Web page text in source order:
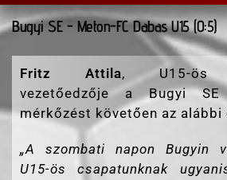
Bugyi SE - Meton-FC Dabas U15 (0:5)
Fritz Attila, U15-ös
vezetőedzője a Bugyi
mérkőzést követően az
„A szombati napon Bugyin
U15-ös csapatunknak